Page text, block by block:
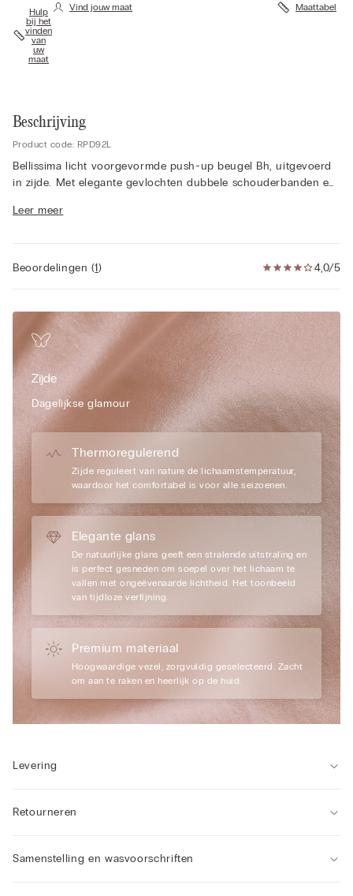
Hulp
bij het
vinden
van
uw
maat
Vind jouw maat Maattabel
Beschrijving
Product code: RPD92L
Bellissima licht voorgevormde push-up beugel Bh, uitgevoerd
in zijde. Met elegante gevlochten dubbele schouderbanden en
vorm en lichte ondersteuning willen in een eenvoudige, maar
Leer meer
4,0/5
Beoordelingen (1)
Zijde
Dagelijkse glamour
Thermoregulerend
Zijde reguleert van nature de lichaamstemperatuur,
waardoor het comfortabel is voor alle seizoenen.
Elegante glans
De natuurlijke glans geeft een stralende uitstraling en
is perfect gesneden om soepel over het lichaam te
vallen met ongeëvenaarde lichtheid. Het toonbeeld
van tijdloze verfijning.
Premium materiaal
Hoogwaardige vezel, zorgvuldig geselecteerd. Zacht
om aan te raken en heerlijk op de huid.
Levering
Retourneren
Samenstelling en wasvoorschriften